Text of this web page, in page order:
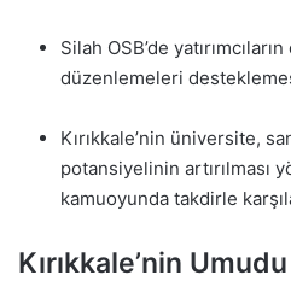
Silah OSB’de
düzenlemeleri
Kırıkkale’nin üniversite,
potansiyelinin artırılması
kamuoyunda takdirle
Kırıkkale’nin Umudu